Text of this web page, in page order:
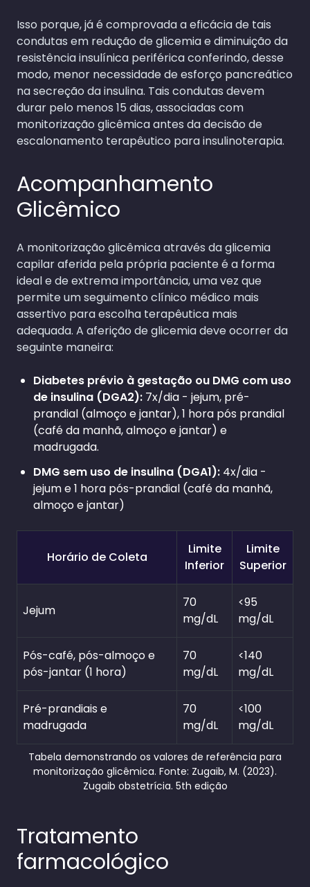
Isso porque, já é comprovada a eficácia de tais
condutas em redução de glicemia e diminuição da
resistência insulínica periférica conferindo, desse
modo, menor necessidade de esforço pancreático
na secreção da insulina. Tais condutas devem
durar pelo menos 15 dias, associadas com
monitorização glicêmica antes da decisão de
escalonamento terapêutico para insulinoterapia.
Acompanhamento
Glicêmico
A monitorização glicêmica através da glicemia
capilar aferida pela própria paciente é a forma
ideal e de extrema importância, uma vez que
permite um seguimento clínico médico mais
assertivo para escolha terapêutica mais
adequada. A aferição de glicemia deve ocorrer da
seguinte maneira:
Diabetes prévio à gestação ou DMG com uso
de insulina (DGA2): 7x/dia - jejum, pré-
prandial (almoço e jantar), 1 hora pós prandial
(café da manhã, almoço e jantar) e
madrugada.
DMG sem uso de insulina (DGA1): 4x/dia -
jejum e 1 hora pós-prandial (café da manhã,
almoço e jantar)
Horário de Coleta
Limite
Inferior
Limite
Superior
Jejum
70
mg/dL
<95
mg/dL
Pós-café, pós-almoço e
pós-jantar (1 hora)
70
mg/dL
<140
mg/dL
Pré-prandiais e
madrugada
70
mg/dL
<100
mg/dL
Tabela demonstrando os valores de referência para
monitorização glicêmica. Fonte: Zugaib, M. (2023).
Zugaib obstetrícia. 5th edição
Tratamento
farmacológico